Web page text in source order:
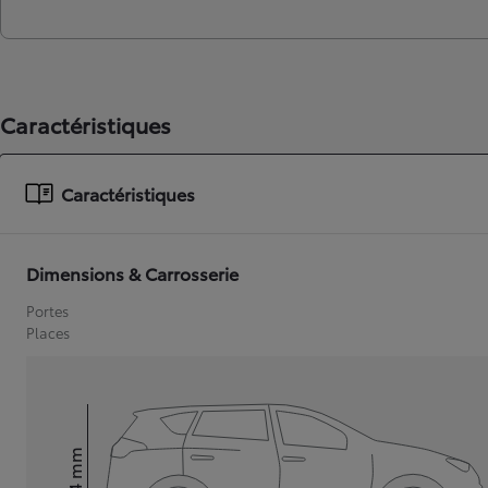
Caractéristiques
Caractéristiques
Dimensions & Carrosserie
Portes
Places
mm